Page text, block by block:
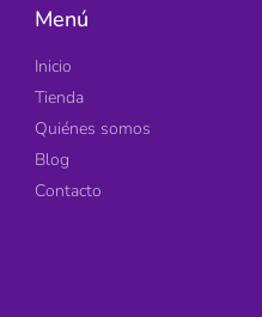
Menú
Inicio
Tienda
Quiénes somos
Blog
Contacto